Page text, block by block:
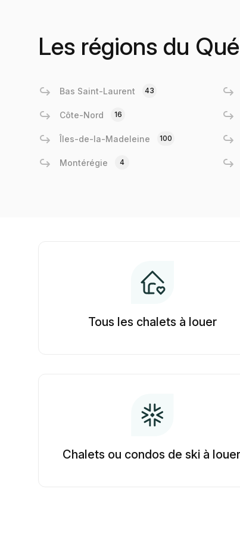
Les régions du
Bas Saint-Laurent 43
Côte-Nord 16
Îles-de-la-Madeleine 100
Montérégie 4
Tous les chalets à louer
Chalets ou condos de ski à